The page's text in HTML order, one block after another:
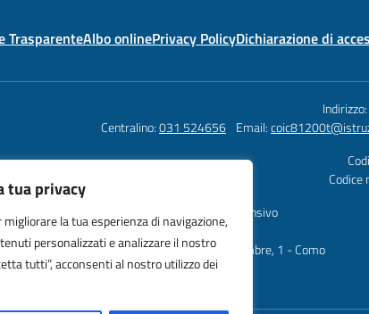
tua privacy
la tua esperienza di navigazione,
personalizzati e analizzare il nostro
tutti”, acconsenti al nostro utilizzo dei
TrasparenteAlbo onlinePrivacy PolicyDichiarazione di
Indirizzo:
Centralino:031 524656 Email:
Codice
Istituto Comprensivo
Como Albate
Piazza IV Novembre, 1 - Como